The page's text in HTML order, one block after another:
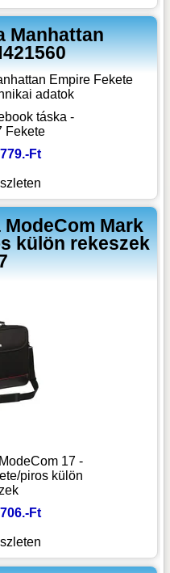
Manhattan
táska -
Fekete
Ft
Mark
külön rekeszek
17 -
piros külön
Ft